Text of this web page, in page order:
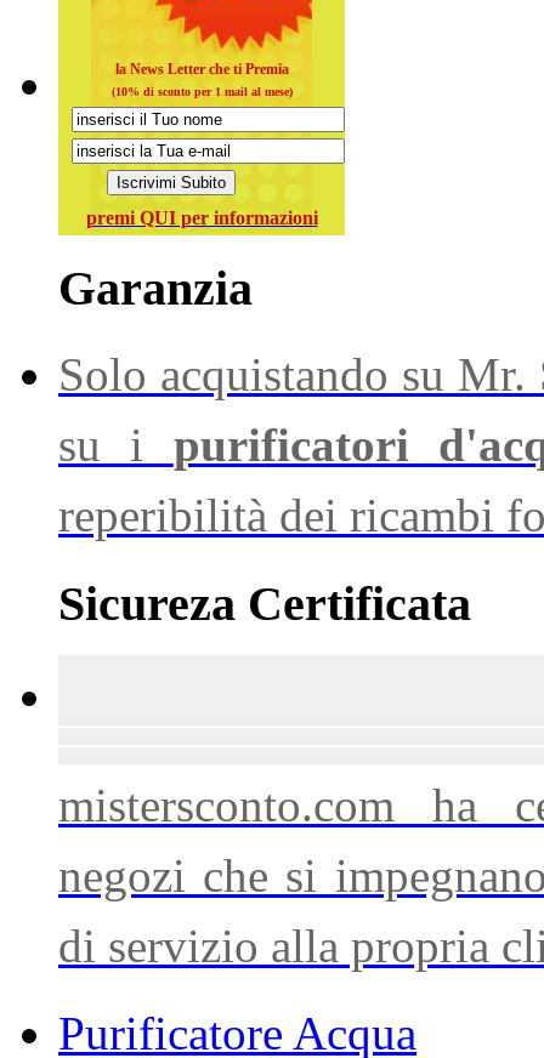
la News Letter che ti Premia
(10% di sconto per 1 mail al mese)
premi QUI per informazioni
Garanzia
Solo acquistando su
su i purificatori
reperibilità dei ricambi
Sicureza Certificata
mistersconto.com ha
negozi che si
di servizio alla propria
Purificatore Acqua